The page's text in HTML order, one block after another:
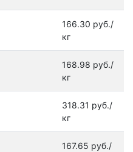
166.30 руб./
кг
168.98 руб./
кг
318.31 руб./
кг
167.65 руб./